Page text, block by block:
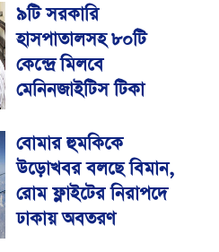
৯টি সরকারি
হাসপাতালসহ ৮০টি
কেন্দ্রে মিলবে
মেনিনজাইটিস টিকা
বোমার হুমকিকে
উড়োখবর বলছে বিমান,
রোম ফ্লাইটের নিরাপদে
ঢাকায় অবতরণ